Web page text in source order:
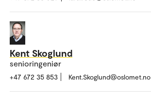
Kent Skoglund
senioringeniør
+47 672 35 853 Kent.Skoglund@oslomet.no